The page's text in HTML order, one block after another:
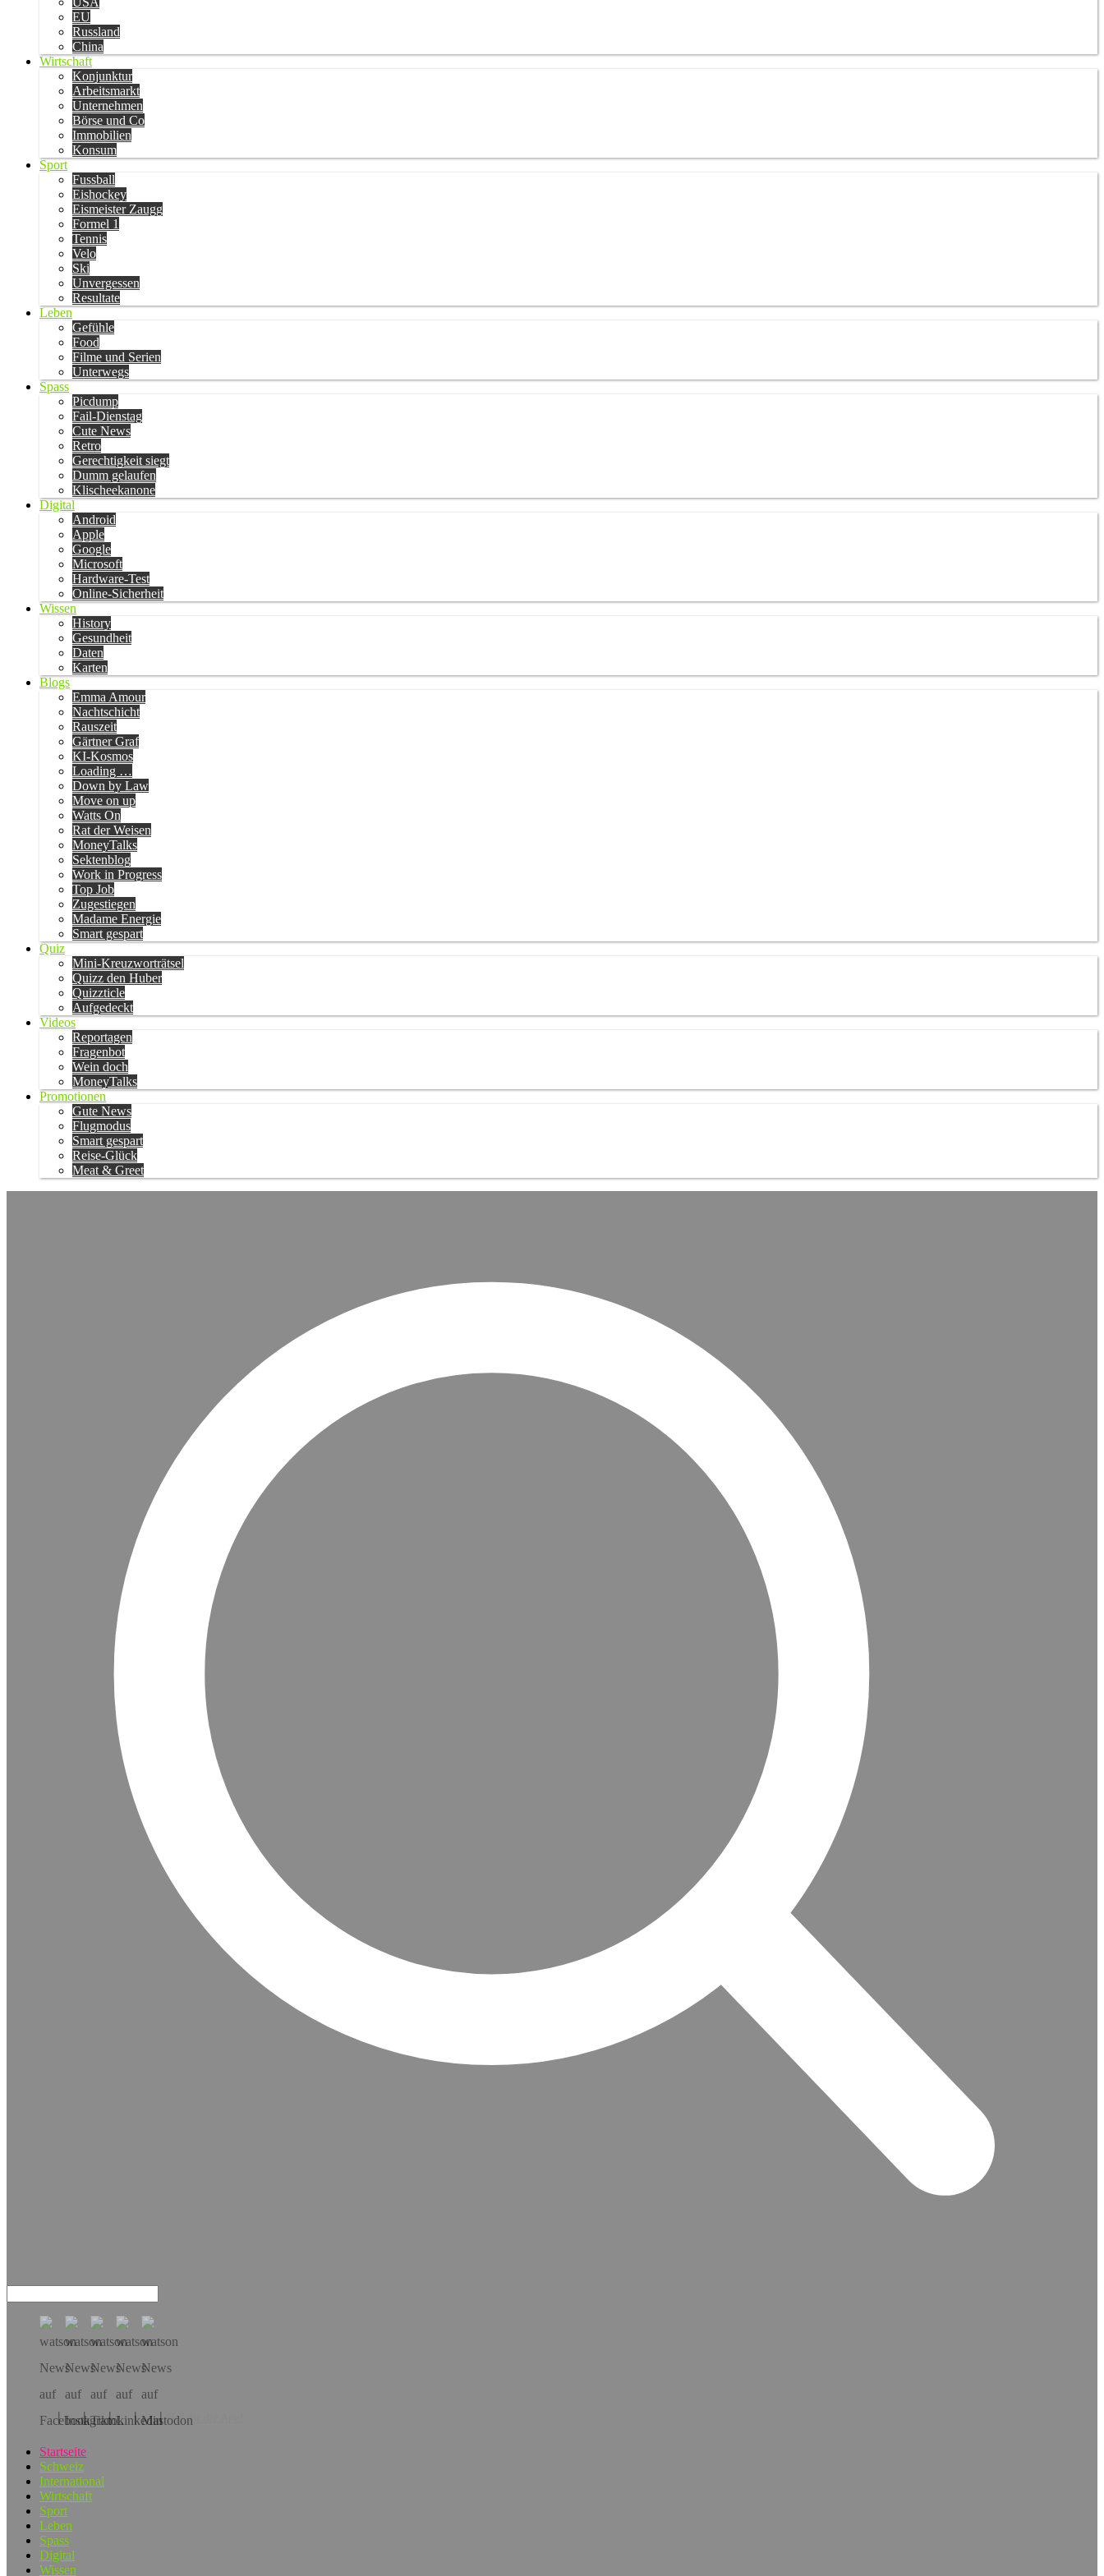
EU
Russland
China
Wirtschaft
Konjunktur
Arbeitsmarkt
Unternehmen
Börse und Co
Immobilien
Konsum
Sport
Fussball
Eishockey
Eismeister Zaugg
Formel 1
Tennis
Velo
Ski
Unvergessen
Resultate
Leben
Gefühle
Food
Filme und Serien
Unterwegs
Spass
Picdump
Fail-Dienstag
Cute News
Retro
Gerechtigkeit siegt
Dumm gelaufen
Klischeekanone
Digital
Android
Apple
Google
Microsoft
Hardware-Test
Online-Sicherheit
Wissen
History
Gesundheit
Daten
Karten
Blogs
Emma Amour
Nachtschicht
Rauszeit
Gärtner Graf
KI-Kosmos
Loading …
Down by Law
Move on up
Watts On
Rat der Weisen
MoneyTalks
Sektenblog
Work in Progress
Top Job
Zugestiegen
Madame Energie
Smart gespart
Quiz
Mini-Kreuzworträtsel
Quizz den Huber
Quizzticle
Aufgedeckt
Videos
Reportagen
Fragenbot
Wein doch
MoneyTalks
Promotionen
Gute News
Flugmodus
Smart gespart
Reise-Glück
Meat & Greet
Hol dir die App!
Startseite
Schweiz
International
Wirtschaft
Sport
Leben
Spass
Digital
Wissen